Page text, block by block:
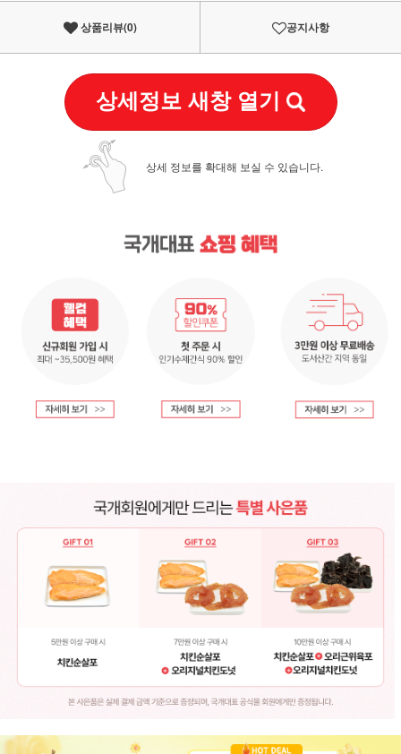
상품리뷰(0) 공지사항
상세정보 새창 열기
상세 정보를 확대해 보실 수 있습니다.